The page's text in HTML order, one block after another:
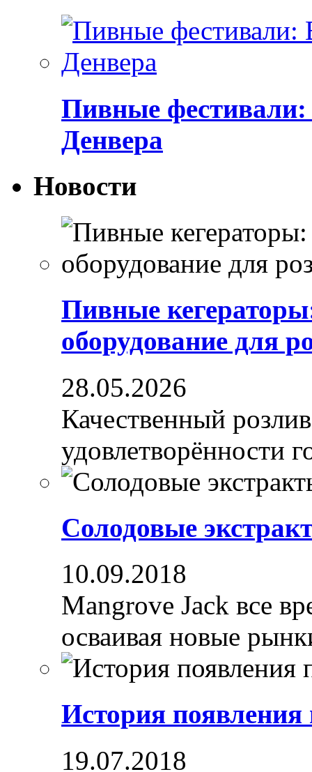
Пивные фестивали:
Денвера
Новости
Пивные
оборудование для
28.05.2026
Качественный
удовлетворённости
Солодовые
10.09.2018
Mangrove Jack все
осваивая новые
История появления
19.07.2018